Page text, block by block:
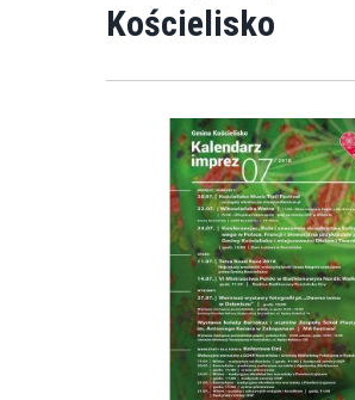
Kościelisko